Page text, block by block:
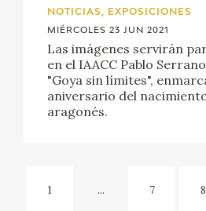
NOTICIAS, EXPOSICIONES
MIÉRCOLES 23 JUN 2021
Las imágenes servirán
en el IAACC Pablo
"Goya sin límites",
aniversario del
aragonés.
1 ... 7 8